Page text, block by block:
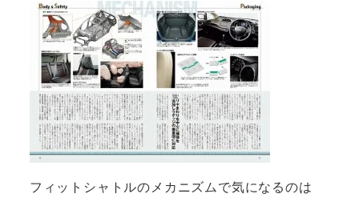
フィットシャトルのメカニズムで気になるのは